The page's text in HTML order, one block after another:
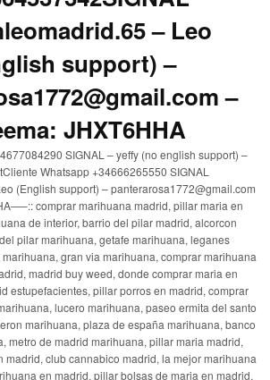
– Leo
support) –
–
JHXT6HHA
SIGNAL – yeffy (no english support) –
Whatsapp +34666265550 SIGNAL
(English support) – panterarosa1772@gmail.com
comprar marihuana madrid, pillar maria en
de interior, barrio del pilar madrid, alcorcon
pilar marihuana, getafe marihuana, leganes
gran via marihuana, comprar marihuana
madrid buy weed, donde comprar maria en
estupefacientes, pillar porros en madrid, comprar
lucero marihuana, paseo ermita del santo
marihuana, plaza de españa marihuana, banco
metro de madrid marihuana, pillar maria madrid,
madrid, club cannabico madrid, la mejor marihuana
en madrid, pillar bolsas de maria en madrid,